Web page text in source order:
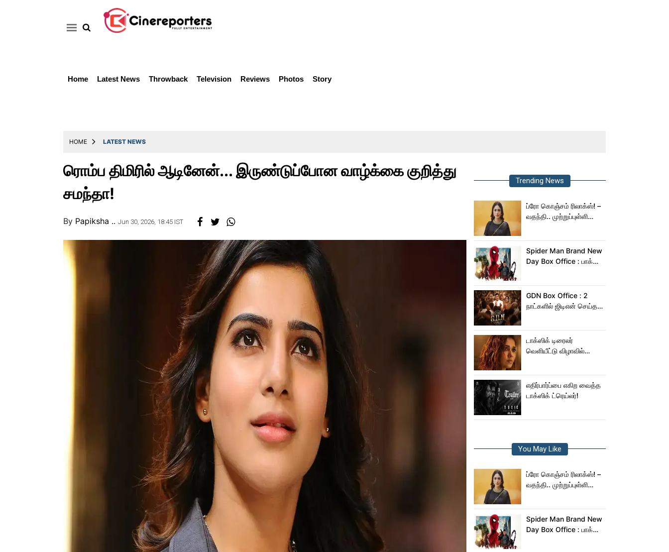
Home Latest News Throwback Television Reviews Photos Story
HOME LATEST NEWS
ரொம்ப திமிரில் ஆடினேன்... இருண்டுப்போன வாழ்க்கை குறித்து
சமந்தா!
By Papiksha .. Jun 30, 2026, 18:45 IST
Trending News
ப்ரோ கொஞ்சம் ரிலாக்ஸ்! –
வதந்தி.. முற்றுப்புள்ளி
Spider Man Brand New
Day Box Office : பாக்ஸ்
டே!
GDN Box Office : 2
நாட்களில் ஜிடிஎன் செய்த
டாக்ஸிக் டிரைலர்
வெளியீட்டு விழாவில்
யாரு பாருங்க!..
எதிர்பார்ப்பை எகிற வைத்த
டாக்ஸிக் ட்ரெய்லர்!
You May Like
ப்ரோ கொஞ்சம் ரிலாக்ஸ்! –
வதந்தி.. முற்றுப்புள்ளி
Spider Man Brand New
Day Box Office : பாக்ஸ்